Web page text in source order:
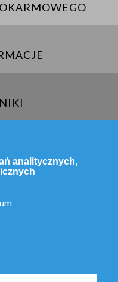
analitycznych,